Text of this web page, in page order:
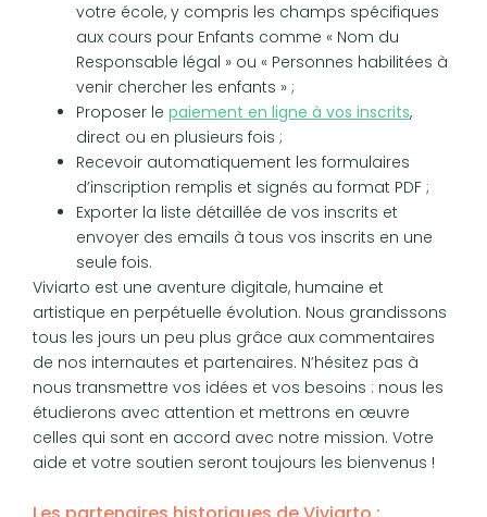
votre école, y compris les champs spécifiques
aux cours pour Enfants comme « Nom du
Responsable légal » ou « Personnes habilitées à
venir chercher les enfants » ;
Proposer le paiement en ligne à vos inscrits,
direct ou en plusieurs fois ;
Recevoir automatiquement les formulaires
d’inscription remplis et signés au format PDF ;
Exporter la liste détaillée de vos inscrits et
envoyer des emails à tous vos inscrits en une
seule fois.
Viviarto est une aventure digitale, humaine et
artistique en perpétuelle évolution. Nous grandissons
tous les jours un peu plus grâce aux commentaires
de nos internautes et partenaires. N’hésitez pas à
nous transmettre vos idées et vos besoins : nous les
étudierons avec attention et mettrons en œuvre
celles qui sont en accord avec notre mission. Votre
aide et votre soutien seront toujours les bienvenus !